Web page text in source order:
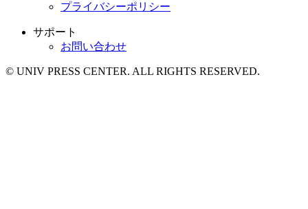
プライバシーポリシー
サポート
お問い合わせ
© UNIV PRESS CENTER. ALL RIGHTS RESERVED.